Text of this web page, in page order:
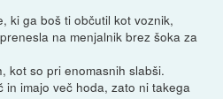
ki ga boš ti občutil kot voznik,
na menjalnik brez šoka za
kot so pri enomasnih slabši.
in imajo več hoda, zato ni takega